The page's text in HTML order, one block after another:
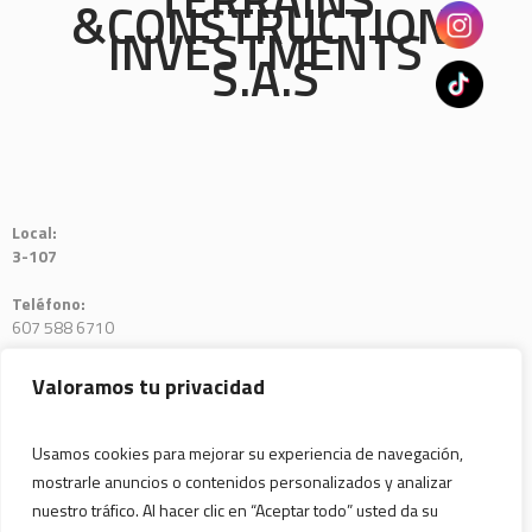
Valoramos tu privacidad
Usamos cookies para mejorar su experiencia de navegación,
mostrarle anuncios o contenidos personalizados y analizar
nuestro tráfico. Al hacer clic en “Aceptar todo” usted da su
&CONSTRUCTIONS
INVESTMENTS
S.A.S
Local:
3-107
Teléfono:
607 588 6710
E-mail:
tycinvestments@gmail.com